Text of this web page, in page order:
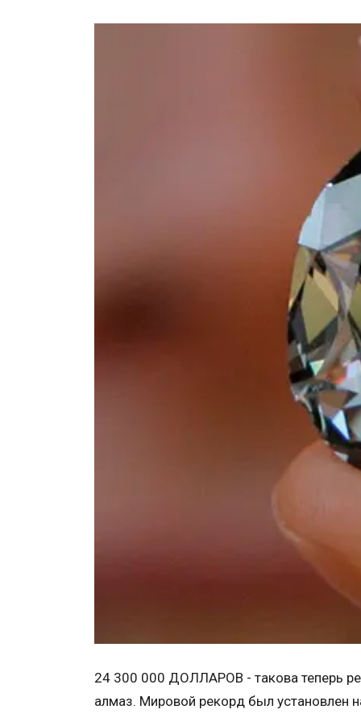
24 300 000 ДОЛЛАРОВ - такова теперь
алмаз. Мировой рекорд был установлен